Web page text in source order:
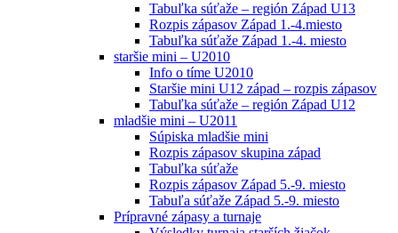
Tabuľka súťaže – región Západ U13
Rozpis zápasov Západ 1.-4.miesto
Tabuľka súťaže Západ 1.-4. miesto
staršie mini – U2010
Info o tíme U2010
Staršie mini U12 západ – rozpis zápasov
Tabuľka súťaže – región Západ U12
mladšie mini – U2011
Súpiska mladšie mini
Rozpis zápasov skupina západ
Tabuľka súťaže
Rozpis zápasov Západ 5.-9. miesto
Tabuľa súťaže Západ 5.-9. miesto
Prípravné zápasy a turnaje